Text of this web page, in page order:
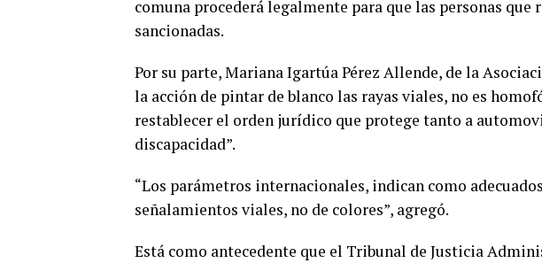
comuna procederá legalmente para que las personas que
sancionadas.
Por su parte, Mariana Igartúa Pérez Allende, de la
la acción de pintar de blanco las rayas viales, no es
restablecer el orden jurídico que protege tanto a
discapacidad”.
“Los parámetros internacionales, indican como
señalamientos viales, no de colores”, agregó.
Está como antecedente que el Tribunal de Justicia